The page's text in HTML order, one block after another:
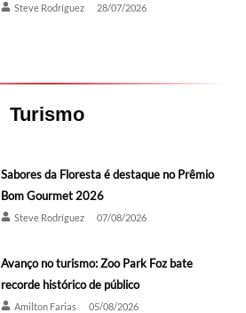
Steve Rodríguez 28/07/2026
Turismo
Sabores da Floresta é destaque no Prêmio
Bom Gourmet 2026
Steve Rodríguez 07/08/2026
Avanço no turismo: Zoo Park Foz bate
recorde histórico de público
Amilton Farias 05/08/2026